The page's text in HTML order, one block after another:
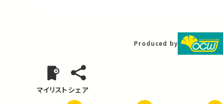
Produced by
マイリスト シェア